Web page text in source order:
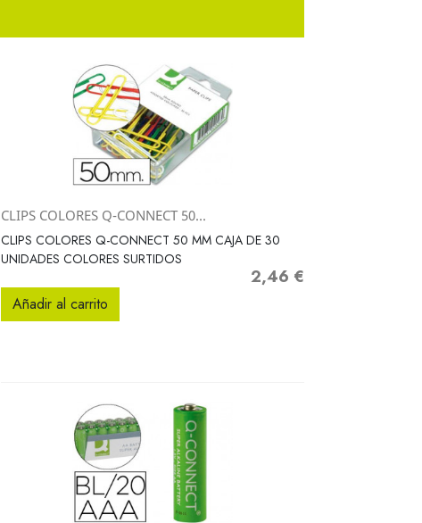
Vista rápida
CLIPS COLORES Q-CONNECT 50...
CLIPS COLORES Q-CONNECT 50 MM CAJA DE 30
UNIDADES COLORES SURTIDOS
Precio
2,46 €
Añadir al carrito